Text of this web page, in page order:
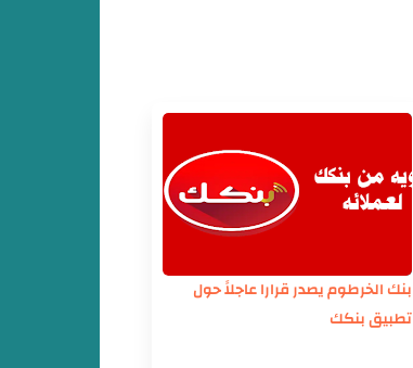
بنك الخرطوم يصدر قرارا عاجلاً حول
تطبيق بنكك